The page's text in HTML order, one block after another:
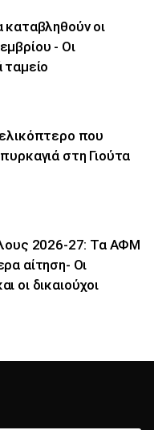
οι
- Οι
ταμείο
που
στη Γιούτα
2026-27: Τα ΑΦΜ
αίτηση- Οι
οι δικαιούχοι